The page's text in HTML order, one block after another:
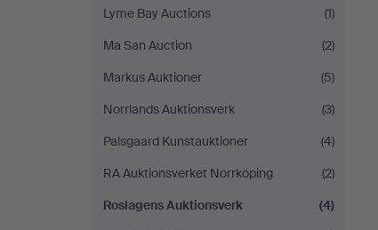
Lyme Bay Auctions
(1)
Ma San Auction
(2)
Markus Auktioner
(5)
Norrlands Auktionsverk
(3)
Palsgaard Kunstauktioner
(4)
RA Auktionsverket Norrköping
(2)
Roslagens Auktionsverk
(4)